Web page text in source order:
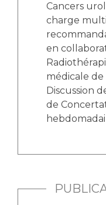
Cancers
charge
en
médicale
Discussion
de